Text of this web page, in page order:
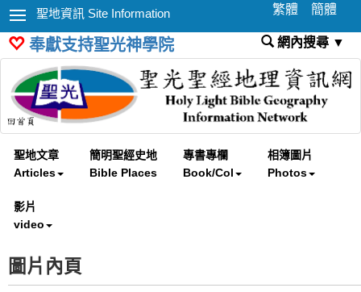
聖地資訊 Site Information 繁體 簡體
奉獻支持聖光神學院 網內搜尋 ▼
聖地文章
Articles
簡明聖經史地
Bible Places
專書專欄
Book/Col
相簿圖片
Photos
影片
video
圖片內頁